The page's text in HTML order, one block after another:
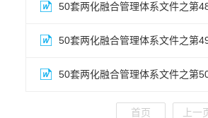
50套两化融合管理体系文件之第
50套两化融合管理体系文件之第
50套两化融合管理体系文件之第
首页 上一